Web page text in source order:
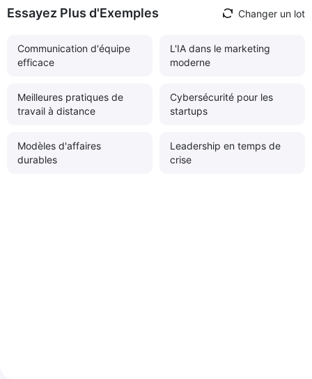
Essayez Plus d'Exemples Changer un lot
Communication d'équipe
efficace
L'IA dans le marketing
moderne
Meilleures pratiques de
travail à distance
Cybersécurité pour les
startups
Modèles d'affaires
durables
Leadership en temps de
crise